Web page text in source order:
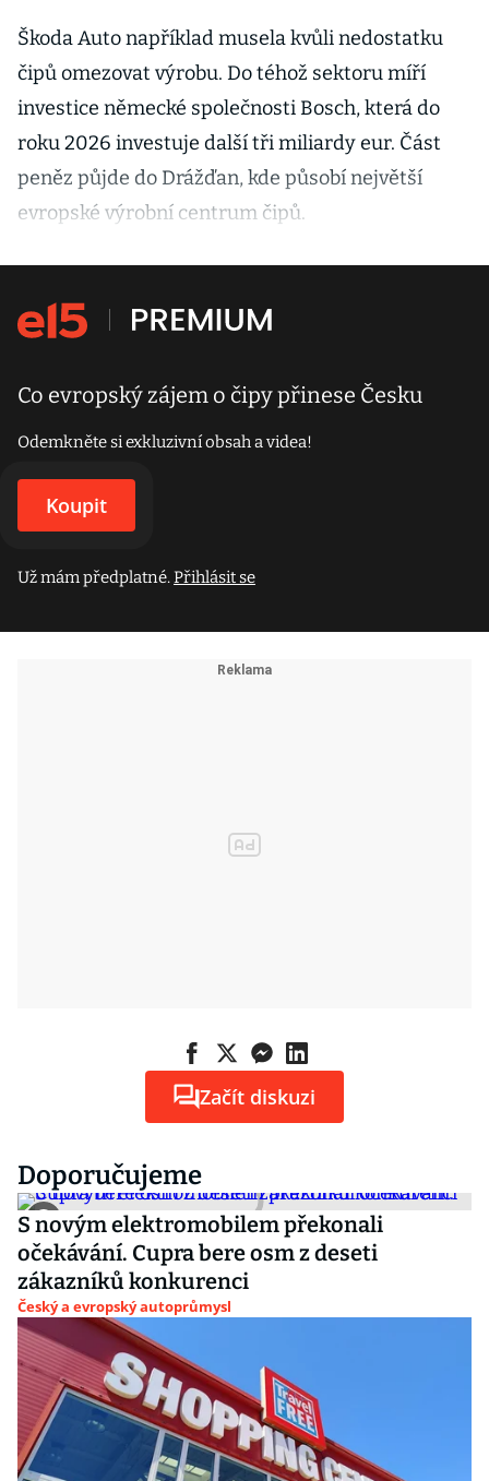
Škoda Auto například musela kvůli nedostatku
čipů omezovat výrobu. Do téhož sektoru míří
investice německé společnosti Bosch, která do
roku 2026 investuje další tři miliardy eur. Část
peněz půjde do Drážďan, kde působí největší
evropské výrobní centrum čipů.
Co evropský zájem o čipy přinese Česku
Odemkněte si exkluzivní obsah a videa!
Koupit
Už mám předplatné.Přihlásit se
Začít diskuzi
Doporučujeme
S novým elektromobilem překonali
očekávání. Cupra bere osm z deseti
zákazníků konkurenci
Český a evropský autoprůmysl